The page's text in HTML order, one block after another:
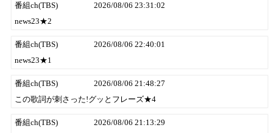
番組ch(TBS)
2026/08/06 23:31:02
news23★2
番組ch(TBS)
2026/08/06 22:40:01
news23★1
番組ch(TBS)
2026/08/06 21:48:27
この歌詞が刺さった!グッとフレーズ★4
番組ch(TBS)
2026/08/06 21:13:29